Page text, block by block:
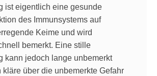
ist eigentlich eine gesunde
des Immunsystems auf
Keime und wird
bemerkt. Eine stille
kann jedoch lange unbemerkt
kläre über die unbemerkte Gefahr